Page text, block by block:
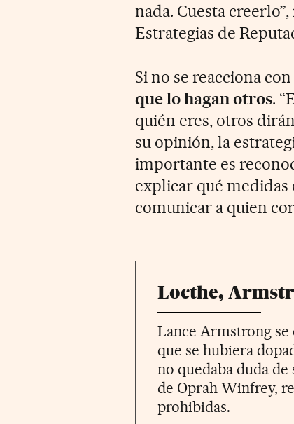
nada. Cuesta
Estrategias de
Si no se reacciona
que lo hagan otros.
quién eres, otros
su opinión, la
importante es
explicar qué medidas
comunicar a quien
Locthe,
Lance Armstrong
que se hubiera
no quedaba duda
de Oprah Winfrey,
prohibidas.